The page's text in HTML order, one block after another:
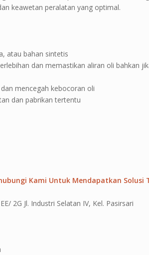
keawetan peralatan yang optimal.
atau bahan sintetis
dan memastikan aliran oli bahkan
mencegah kebocoran oli
dan pabrikan tertentu
Kami Untuk Mendapatkan Solusi
2G Jl. Industri Selatan IV, Kel. Pasirsari